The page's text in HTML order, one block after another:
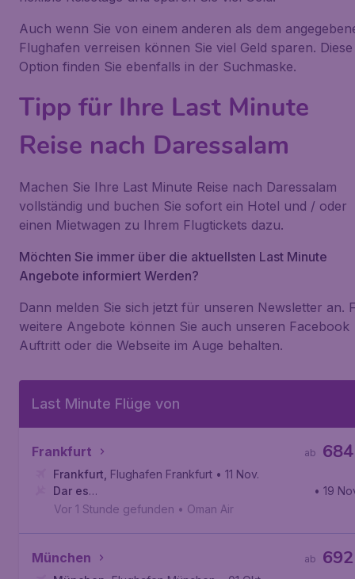
Auch wenn Sie von einem anderen als dem
Flughafen verreisen können Sie viel Geld sparen. Diese
Option finden Sie ebenfalls in der Suchmaske.
Tipp für Ihre Last Minute
Reise nach Daressalam
Machen Sie Ihre Last Minute Reise nach Daressalam
vollständig und buchen Sie sofort ein Hotel und / oder
einen Mietwagen zu Ihrem Flugtickets dazu.
Möchten Sie immer über die aktuellsten Last Minute
Angebote informiert Werden?
Dann melden Sie sich jetzt für unseren Newsletter an.
weitere Angebote können Sie auch unseren Facebook
Auftritt oder die Webseite im Auge behalten.
Last Minute Flüge von
Frankfurt 684
ab
Frankfurt Flughafen Frankfurt • 11 Nov.
Dar es
Salaam Internationaler Flughafen Julius Nyerere
• 19
Vor 1 Stunde gefunden • Oman Air
München 692
ab